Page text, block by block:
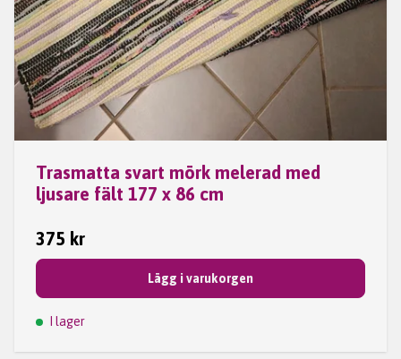
Trasmatta svart mörk melerad med
ljusare fält 177 x 86 cm
375 kr
Lägg i varukorgen
I lager